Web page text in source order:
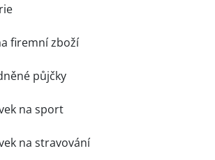
firemní zboží
půjčky
na sport
na stravování